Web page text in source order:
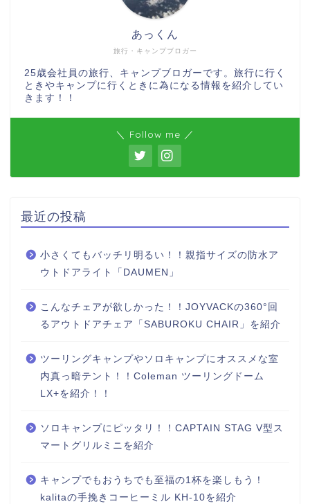
旅行・キャンプブロガー
あっくん
25歳会社員の旅行、キャンプブロガーです。旅行に行く
ときやキャンプに行くときに為になる情報を紹介してい
きます！！
＼ Follow me ／
最近の投稿
小さくてもバッチリ明るい！！親指サイズの防水ア
ウトドアライト「DAUMEN」
こんなチェアが欲しかった！！JOYVACKの360°回
るアウトドアチェア「SABUROKU CHAIR」を紹介
ツーリングキャンプやソロキャンプにオススメな室
内真っ暗テント！！Coleman ツーリングドーム
LX+を紹介！！
ソロキャンプにピッタリ！！CAPTAIN STAG V型ス
マートグリルミニを紹介
キャンプでもおうちでも至福の1杯を楽しもう！
kalitaの手挽きコーヒーミル KH-10を紹介